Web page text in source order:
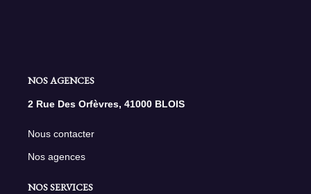
NOS AGENCES
2 Rue Des Orfèvres, 41000 BLOIS
Nous contacter
Nos agences
NOS SERVICES